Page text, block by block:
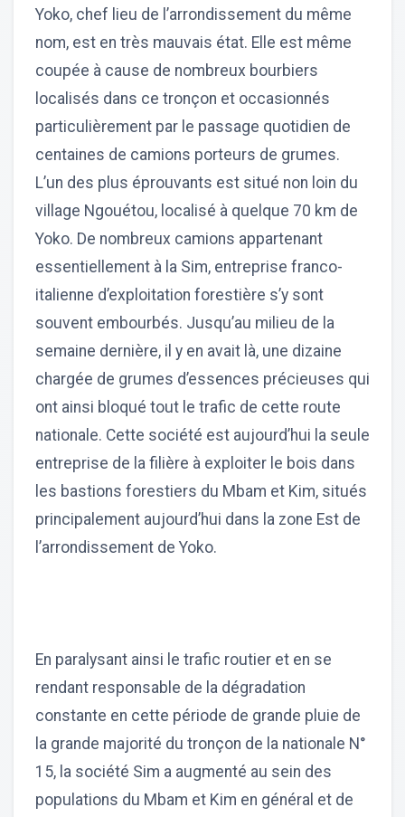
Yoko, chef lieu de l’arrondissement du même
nom, est en très mauvais état. Elle est même
coupée à cause de nombreux bourbiers
localisés dans ce tronçon et occasionnés
particulièrement par le passage quotidien de
centaines de camions porteurs de grumes.
L’un des plus éprouvants est situé non loin du
village Ngouétou, localisé à quelque 70 km de
Yoko. De nombreux camions appartenant
essentiellement à la Sim, entreprise franco-
italienne d’exploitation forestière s’y sont
souvent embourbés. Jusqu’au milieu de la
semaine dernière, il y en avait là, une dizaine
chargée de grumes d’essences précieuses qui
ont ainsi bloqué tout le trafic de cette route
nationale. Cette société est aujourd’hui la seule
entreprise de la filière à exploiter le bois dans
les bastions forestiers du Mbam et Kim, situés
principalement aujourd’hui dans la zone Est de
l’arrondissement de Yoko.
En paralysant ainsi le trafic routier et en se
rendant responsable de la dégradation
constante en cette période de grande pluie de
la grande majorité du tronçon de la nationale N°
15, la société Sim a augmenté au sein des
populations du Mbam et Kim en général et de